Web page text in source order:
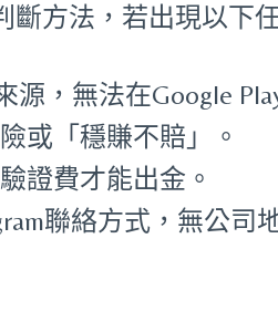
斷方法，若出現以下
源，無法在Google
或「穩賺不賠」。
證費才能出金。
聯絡方式，無公司